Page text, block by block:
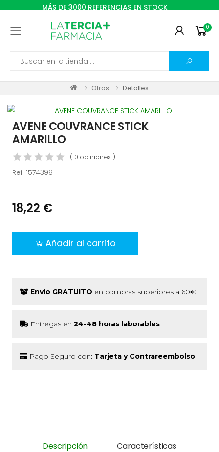
MÁS DE 3000 REFERENCIAS EN STOCK
Toggle mobile menu 0
Search
Otros Detalles
AVENE COUVRANCE STICK
AMARILLO
( 0 opiniones )
Ref: 1574398
18,22 €
Añadir al carrito
Envío GRATUITO en compras superiores a 60€
Entregas en 24-48 horas laborables
Pago Seguro con: Tarjeta y Contrareembolso
Descripción
Características